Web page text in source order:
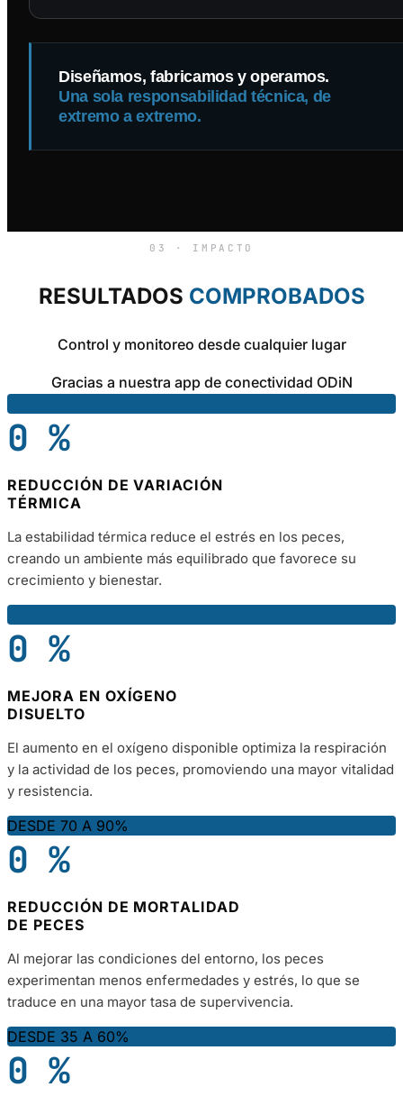
Diseñamos, fabricamos y operamos.
Una sola responsabilidad técnica, de
extremo a extremo.
03 · IMPACTO
RESULTADOS COMPROBADOS
Control y monitoreo desde cualquier lugar
Gracias a nuestra app de conectividad ODiN
0 %
REDUCCIÓN DE VARIACIÓN
TÉRMICA
La estabilidad térmica reduce el estrés en los peces,
creando un ambiente más equilibrado que favorece su
crecimiento y bienestar.
0 %
MEJORA EN OXÍGENO
DISUELTO
El aumento en el oxígeno disponible optimiza la respiración
y la actividad de los peces, promoviendo una mayor vitalidad
y resistencia.
DESDE 70 A 90%
0 %
REDUCCIÓN DE MORTALIDAD
DE PECES
Al mejorar las condiciones del entorno, los peces
experimentan menos enfermedades y estrés, lo que se
traduce en una mayor tasa de supervivencia.
DESDE 35 A 60%
0 %